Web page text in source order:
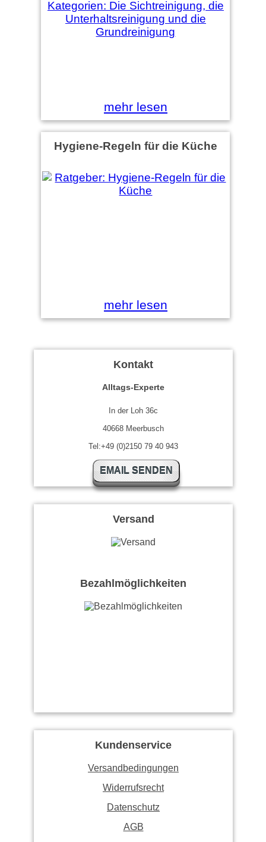
mehr lesen
Hygiene-Regeln für die Küche
mehr lesen
Kontakt
Alltags-Experte
In der Loh 36c
40668 Meerbusch
Tel:+49 (0)2150 79 40 943
EMAIL SENDEN
Versand
Bezahlmöglichkeiten
Kundenservice
Versandbedingungen
Widerrufsrecht
Datenschutz
AGB